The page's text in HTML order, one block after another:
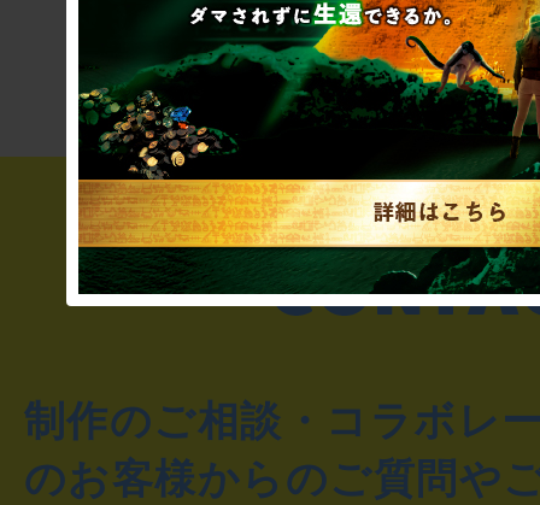
りませんか
き”!?
制作のご相談・コラボレ
のお客様からのご質問や